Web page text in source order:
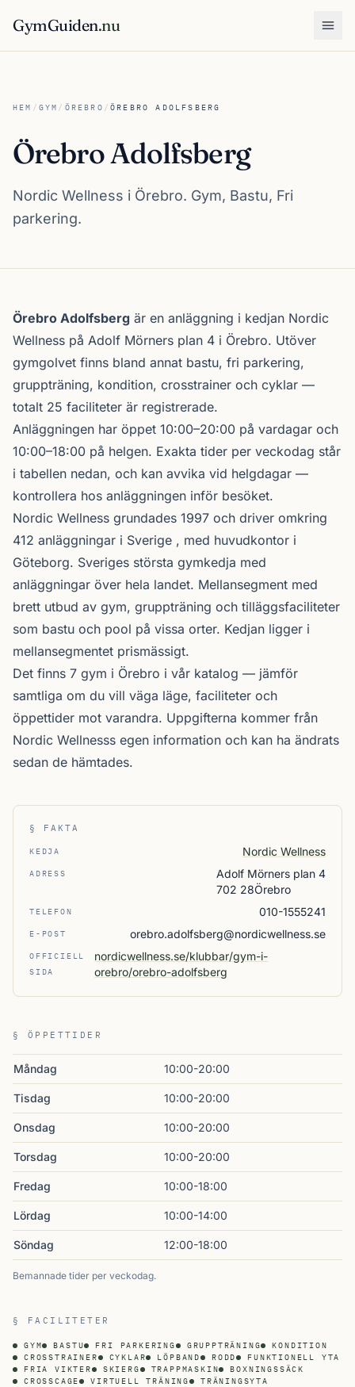
GymGuiden.nu
HEM / GYM / ÖREBRO /ÖREBRO ADOLFSBERG
Örebro Adolfsberg
Nordic Wellness i Örebro. Gym, Bastu, Fri
parkering.
Om Örebro Adolfsberg
Örebro Adolfsberg är en anläggning i kedjan Nordic
Wellness på Adolf Mörners plan 4 i Örebro. Utöver
gymgolvet finns bland annat bastu, fri parkering,
gruppträning, kondition, crosstrainer och cyklar —
totalt 25 faciliteter är registrerade.
Anläggningen har öppet 10:00–20:00 på vardagar och
10:00–18:00 på helgen. Exakta tider per veckodag står
i tabellen nedan, och kan avvika vid helgdagar —
kontrollera hos anläggningen inför besöket.
Nordic Wellness grundades 1997 och driver omkring
412 anläggningar i Sverige , med huvudkontor i
Göteborg. Sveriges största gymkedja med
anläggningar över hela landet. Mellansegment med
brett utbud av gym, gruppträning och tilläggsfaciliteter
som bastu och pool på vissa orter. Kedjan ligger i
mellansegmentet prismässigt.
Det finns 7 gym i Örebro i vår katalog — jämför
samtliga om du vill väga läge, faciliteter och
öppettider mot varandra. Uppgifterna kommer från
Nordic Wellnesss egen information och kan ha ändrats
sedan de hämtades.
§ FAKTA
KEDJA Nordic Wellness
ADRESS
Adolf Mörners plan 4
702 28Örebro
TELEFON 010-1555241
E-POST orebro.adolfsberg@nordicwellness.se
OFFICIELL
SIDA
nordicwellness.se/klubbar/gym-i-
orebro/orebro-adolfsberg
§ ÖPPETTIDER
Måndag 10:00-20:00
Tisdag 10:00-20:00
Onsdag 10:00-20:00
Torsdag 10:00-20:00
Fredag 10:00-18:00
Lördag 10:00-14:00
Söndag 12:00-18:00
Bemannade tider per veckodag.
§ FACILITETER
GYM BASTU FRI PARKERING GRUPPTRÄNING
KONDITION
CROSSTRAINER
CYKLAR LÖPBAND RODD
FUNKTIONELL YTA
FRIA VIKTER
SKIERG TRAPPMASKIN
BOXNINGSSÄCK
CROSSCAGE
VIRTUELL TRÄNING
TRÄNINGSYTA